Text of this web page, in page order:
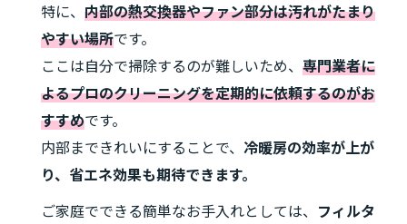
特に、 内部の熱交換器やファン部分は汚れがたまり
やすい場所です。
ここは自分で掃除するのが難しいため、 専門業者に
よるプロのクリーニングを定期的に依頼するのがお
すすめです。
内部まできれいにすることで、 冷暖房の効率が上が
り、省エネ効果も期待できます。
ご家庭でできる簡単なお手入れとしては、
フィルタ